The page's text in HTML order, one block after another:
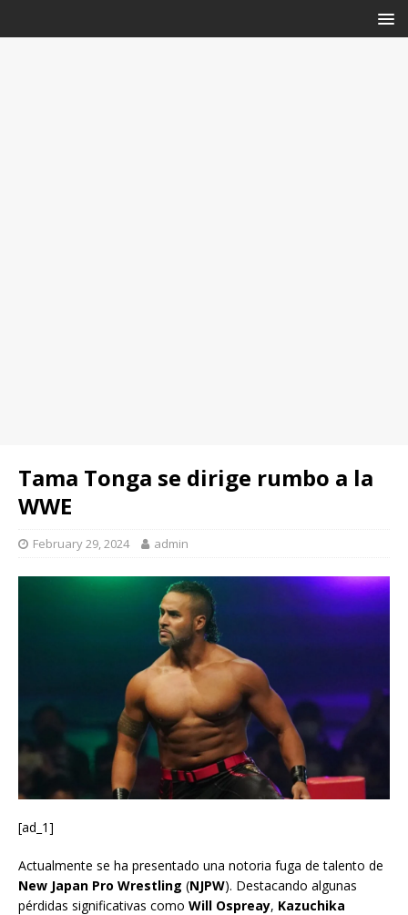
Tama Tonga se dirige rumbo a la
WWE
February 29, 2024 admin
[ad_1]
Actualmente se ha presentado una notoria fuga de talento de
New Japan Pro Wrestling (NJPW). Destacando algunas
pérdidas significativas como Will Ospreay, Kazuchika